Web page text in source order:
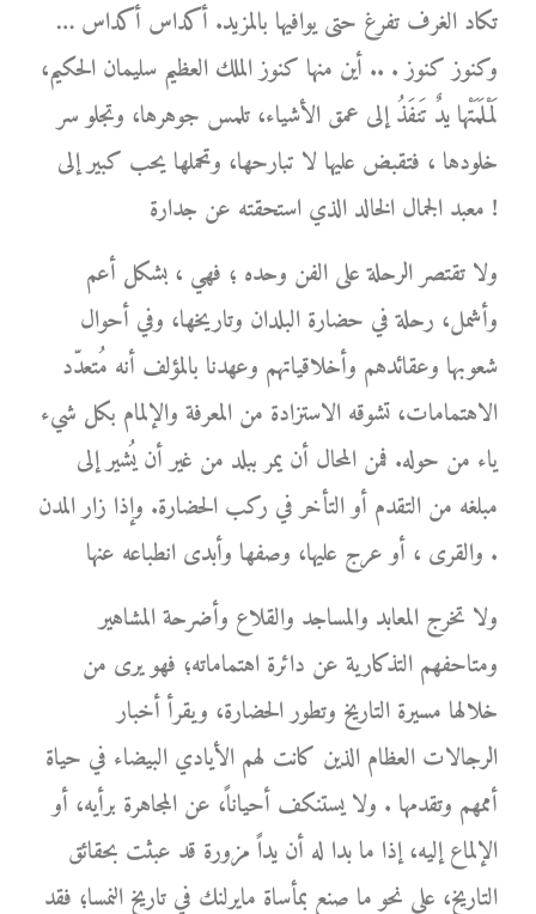
تكاد الغرف تفرغ حتى يوافيها بالمزيد. أكداس أكداس …
وكنوز كنوز . .. أين منها كنوز الملك العظيم سليمان الحكيم،
لَمْلَمَتْها يدٌ تَنفَذُ إلى عمق الأشياء، تلمس جوهرها، وتجلو سر
خلودها ، فتقبض عليها لا تبارحها، وتحملها يحب كبير إلى
معبد الجمال الخالد الذي استحقته عن جدارة !
ولا تقتصر الرحلة على الفن وحده ؛ فهي ، بشكل أعم
وأشمل، رحلة في حضارة البلدان وتاريخها، وفي أحوال
شعوبها وعقائدهم وأخلاقياتهم وعهدنا بالمؤلف أنه مُتعدّد
الاهتمامات، تشوقه الاستزادة من المعرفة والإلمام بكل شيء
ياء من حوله. فمن المحال أن يمر ببلد من غير أن يُشير إلى
مبلغه من التقدم أو التأخر في ركب الحضارة. وإذا زار المدن
والقرى ، أو عرج عليها، وصفها وأبدى انطباعه عنها .
ولا تخرج المعابد والمساجد والقلاع وأضرحة المشاهير
ومتاحفهم التذكارية عن دائرة اهتماماته؛ فهو يرى من
خلالها مسيرة التاريخ وتطور الحضارة، ويقرأ أخبار
الرجالات العظام الذين كانت لهم الأيادي البيضاء في حياة
أممهم وتقدمها . ولا يستنكف أحياناً، عن المجاهرة برأيه، أو
الإلماع إليه، إذا ما بدا له أن يداً مزورة قد عبثت بحقائق
التاريخ، على نحو ما صنع بمأساة مايرلنك في تاريخ النمسا؛ فقد